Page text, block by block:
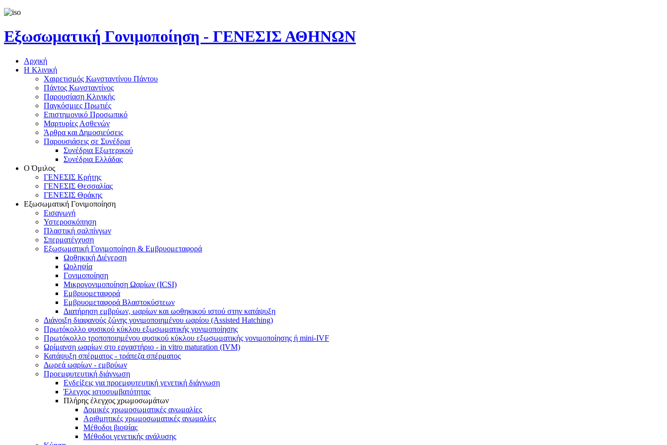
Εξωσωματική Γονιμοποίηση - ΓΕΝΕΣΙΣ ΑΘΗΝΩΝ
Αρχική
Η Κλινική
Χαιρετισμός Κωνσταντίνου Πάντου
Πάντος Κωνσταντίνος
Παρουσίαση Κλινικής
Παγκόσμιες Πρωτιές
Επιστημονικό Προσωπικό
Μαρτυρίες Ασθενών
Άρθρα και Δημοσιεύσεις
Παρουσιάσεις σε Συνέδρια
Συνέδρια Εξωτερικού
Συνέδρια Ελλάδας
Ο Όμιλος
ΓΕΝΕΣΙΣ Κρήτης
ΓΕΝΕΣΙΣ Θεσσαλίας
ΓΕΝΕΣΙΣ Θράκης
Εξωσωματική Γονιμοποίηση
Εισαγωγή
Υστεροσκόπηση
Πλαστική σαλπίγγων
Σπερματέγχυση
Εξωσωματική Γονιμοποίηση & Εμβρυομεταφορά
Ωοθηκική Διέγερση
Ωοληψία
Γονιμοποίηση
Μικρογονιμοποίηση Ωαρίων (ICSI)
Εμβρυομεταφορά
Εμβρυομεταφορά Βλαστοκύστεων
Διατήρηση εμβρύων, ωαρίων και ωοθηκικού ιστού στην κατάψυξη
Διάνοιξη διαφανούς ζώνης γονιμοποιημένου ωαρίου (Assisted Hatching)
Πρωτόκολλο φυσικού κύκλου εξωσωματικής γονιμοποίησης
Πρωτόκολλο τροποποιημένου φυσικού κύκλου εξωσωματικής γονιμοποίησης ή mini-IVF
Ωρίμανση ωαρίων στο εργαστήριο - in vitro maturation (IVM)
Κατάψυξη σπέρματος - τράπεζα σπέρματος
Δωρεά ωαρίων - εμβρύων
Προεμφυτευτική διάγνωση
Ενδείξεις για προεμφυτευτική γενετική διάγνωση
Έλεγχος ιστοσυμβατότητας
Πλήρης έλεγχος χρωμοσωμάτων
Δομικές χρωμοσωματικές ανωμαλίες
Αριθμητικές χρωμοσωματικές ανωμαλίες
Μέθοδοι βιοψίας
Mέθοδοι γενετικής ανάλυσης